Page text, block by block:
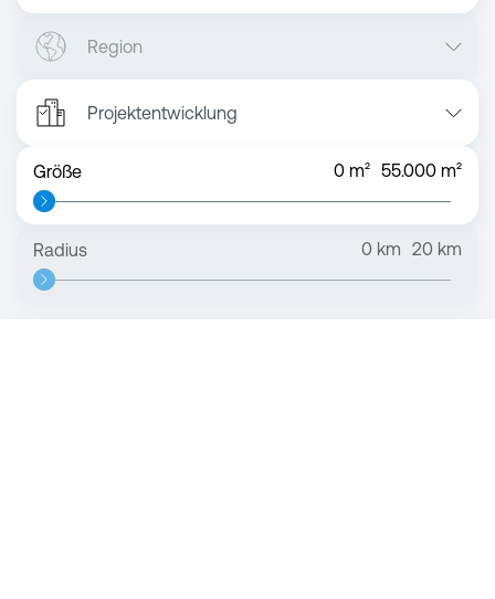
Region
Projektentwicklung
Größe 0 m² 55.000 m²
Radius 0 km 20 km